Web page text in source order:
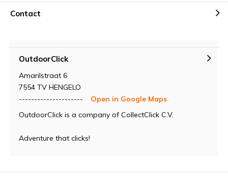
Contact
OutdoorClick
Amarilstraat 6
7554 TV HENGELO
---------------------
Open in Google Maps
OutdoorClick is a company of CollectClick C.V.
Adventure that clicks!